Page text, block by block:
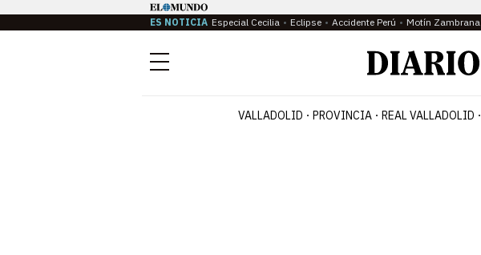
ES NOTICIA Especial Cecilia Eclipse Accidente Perú Motín Zambrana
Menú
VALLADOLID PROVINCIA REAL VALLADOLID